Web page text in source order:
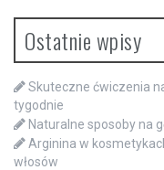
Ostatnie wpisy
Skuteczne ćwiczenia
tygodnie
Naturalne sposoby na
Arginina w
włosów